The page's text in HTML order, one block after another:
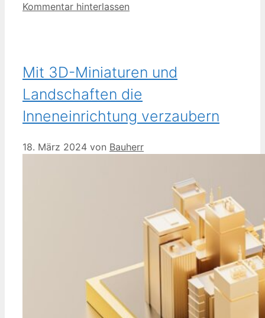
Kommentar hinterlassen
Mit 3D-Miniaturen und
Landschaften die
Inneneinrichtung verzaubern
18. März 2024 von Bauherr